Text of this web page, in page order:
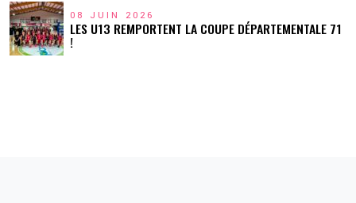
08 JUIN 2026
LES U13 REMPORTENT LA COUPE DÉPARTEMENTALE 71
!